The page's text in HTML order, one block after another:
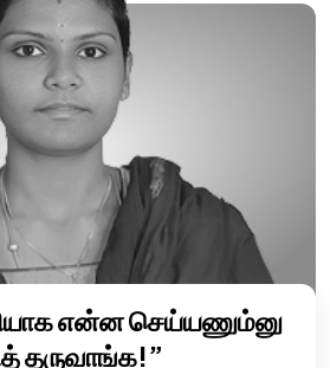
என்ன செய்யணும்னு
தருவாங்க!”